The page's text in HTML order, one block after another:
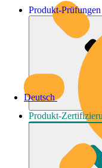
Deutsch
Produkt-Prüfungen
Produkt-